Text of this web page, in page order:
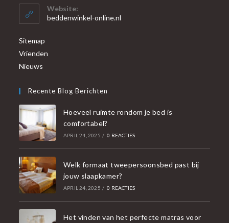
Website:
beddenwinkel-online.nl
Sitemap
Vrienden
Nieuws
Recente Blog Berichten
Hoeveel ruimte rondom je bed is
comfortabel?
APRIL 24, 2025 / 0 REACTIES
Welk formaat tweepersoonsbed past bij
jouw slaapkamer?
APRIL 24, 2025 / 0 REACTIES
Het vinden van het perfecte matras voor